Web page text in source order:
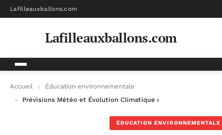
Lafilleauxballons.com
Lafilleauxballons.com
Accueil
Éducation environnementale
Prévisions Météo et Évolution Climatique du 5 mai 2026 à
ÉDUCATION ENVIRONNEMENTALE